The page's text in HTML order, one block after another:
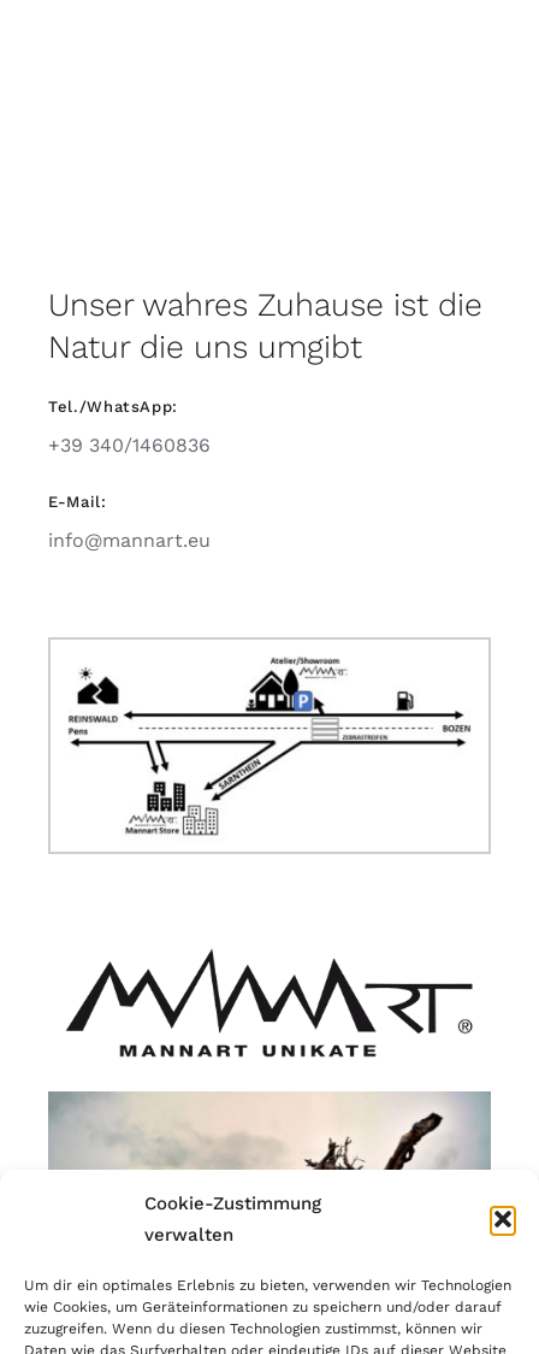
Cookie-Zustimmung
verwalten
Um dir ein optimales Erlebnis zu bieten, verwenden wir Technologien
wie Cookies, um Geräteinformationen zu speichern und/oder darauf
zuzugreifen. Wenn du diesen Technologien zustimmst, können wir
Daten wie das Surfverhalten oder eindeutige IDs auf dieser Website
Unser wahres Zuhause ist die
Natur die uns umgibt
Tel./WhatsApp:
+39 340/1460836
E-Mail:
info@mannart.eu